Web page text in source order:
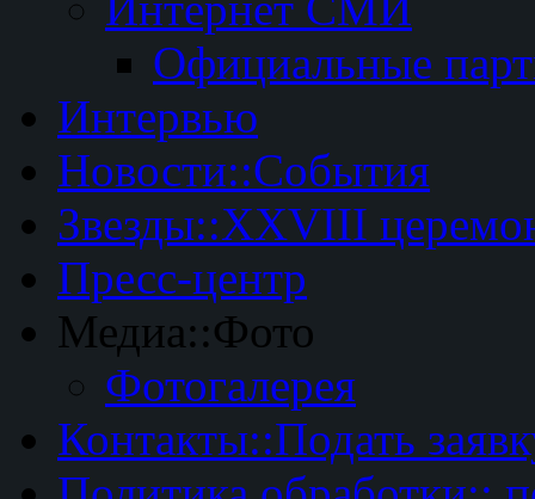
Официальные
Интервью
Новости::События
Звезды::XXVIII
Пресс-центр
Медиа::Фото
Фотогалерея
Контакты::Подать